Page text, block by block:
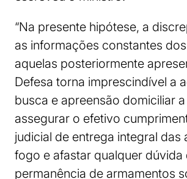
“Na presente hipótese, a
as informações constantes
aquelas posteriormente
Defesa torna imprescindível a
busca e apreensão domiciliar
assegurar o efetivo
judicial de entrega integral das
fogo e afastar qualquer dúvida
permanência de armamentos